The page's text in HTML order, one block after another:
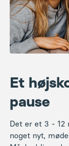
Et
pause
Det er et 3 - 12
noget nyt,